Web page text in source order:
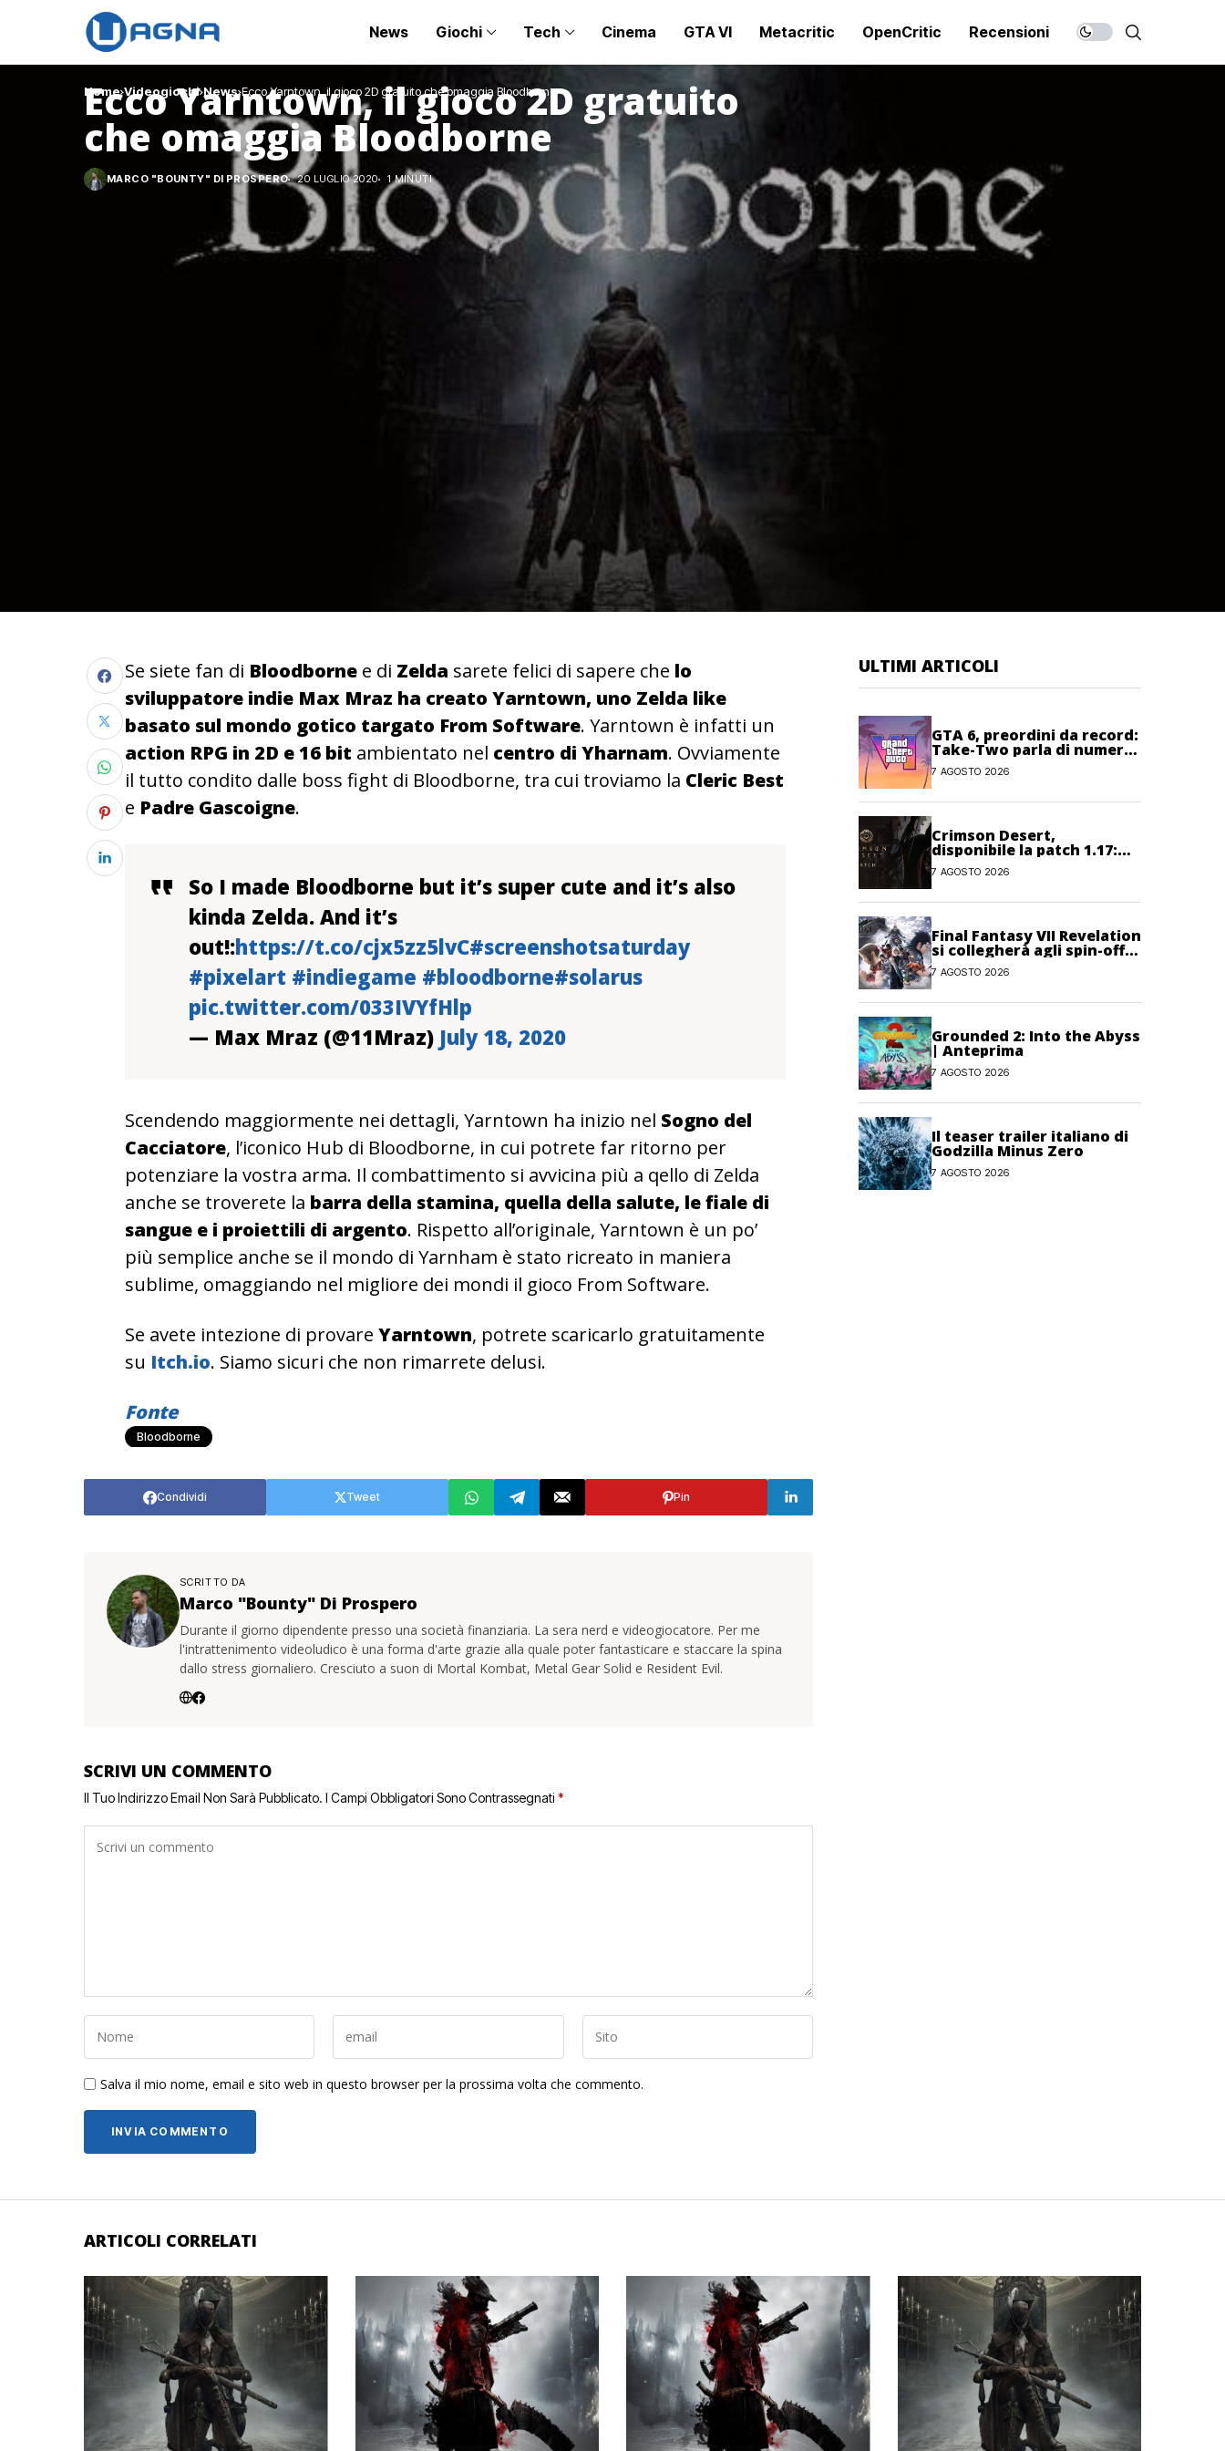
News Giochi Tech Cinema GTA VI Metacritic OpenCritic Recensioni
Home Videogiochi News Ecco Yarntown, il gioco 2D gratuito che omaggia Bloodborne
Ecco Yarntown, il gioco 2D gratuito
che omaggia Bloodborne
MARCO "BOUNTY" DI PROSPERO 20 LUGLIO 2020 1 MINUTI
Se siete fan di Bloodborne e di Zelda sarete felici di sapere che lo
sviluppatore indie Max Mraz ha creato Yarntown, uno Zelda like
basato sul mondo gotico targato From Software. Yarntown è infatti un
action RPG in 2D e 16 bit ambientato nel centro di Yharnam. Ovviamente
il tutto condito dalle boss fight di Bloodborne, tra cui troviamo la Cleric Best
e Padre Gascoigne.
So I made Bloodborne but it’s super cute and it’s also
kinda Zelda. And it’s
out!:https://t.co/cjx5zz5lvC#screenshotsaturday
#pixelart #indiegame #bloodborne#solarus
pic.twitter.com/033IVYfHlp
— Max Mraz (@11Mraz) July 18, 2020
Scendendo maggiormente nei dettagli, Yarntown ha inizio nel Sogno del
Cacciatore, l’iconico Hub di Bloodborne, in cui potrete far ritorno per
potenziare la vostra arma. Il combattimento si avvicina più a qello di Zelda
anche se troverete la barra della stamina, quella della salute, le fiale di
sangue e i proiettili di argento. Rispetto all’originale, Yarntown è un po’
più semplice anche se il mondo di Yarnham è stato ricreato in maniera
sublime, omaggiando nel migliore dei mondi il gioco From Software.
Se avete intezione di provare Yarntown, potrete scaricarlo gratuitamente
su Itch.io. Siamo sicuri che non rimarrete delusi.
Fonte
Bloodborne
Condividi Tweet Pin
SCRITTO DA
Marco "Bounty" Di Prospero
Durante il giorno dipendente presso una società finanziaria. La sera nerd e videogiocatore. Per me
l'intrattenimento videoludico è una forma d'arte grazie alla quale poter fantasticare e staccare la spina
dallo stress giornaliero. Cresciuto a suon di Mortal Kombat, Metal Gear Solid e Resident Evil.
SCRIVI UN COMMENTO
Il Tuo Indirizzo Email Non Sarà Pubblicato. I Campi Obbligatori Sono Contrassegnati *
Salva il mio nome, email e sito web in questo browser per la prossima volta che commento.
ULTIMI ARTICOLI
GTA 6, preordini da record:
Take-Two parla di numeri
“senza precedenti”
7 AGOSTO 2026
Crimson Desert,
disponibile la patch 1.17:
correzioni per sfide,
combattimento e
7 AGOSTO 2026
Final Fantasy VII Revelation
si collegherà agli spin-off
di FF7: Hamaguchi non si
pone limiti
7 AGOSTO 2026
Grounded 2: Into the Abyss
| Anteprima
7 AGOSTO 2026
Il teaser trailer italiano di
Godzilla Minus Zero
7 AGOSTO 2026
ARTICOLI CORRELATI